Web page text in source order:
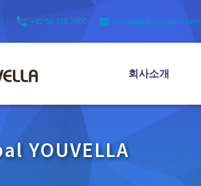
+82 55 338 2800 youvella@youvella.com
회사소개
YOUVELLA